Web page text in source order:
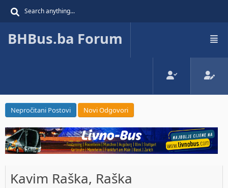
BHBus.ba Forum
Nepročitani Postovi Novi Odgovori
Kavim Raška, Raška